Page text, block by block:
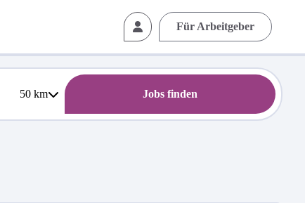
Für Arbeitgeber
50km Jobs finden